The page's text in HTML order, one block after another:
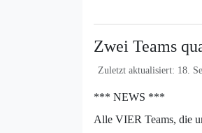
Zwei Teams
Zuletzt aktualisiert: 18.
*** NEWS ***
Alle VIER Teams, die